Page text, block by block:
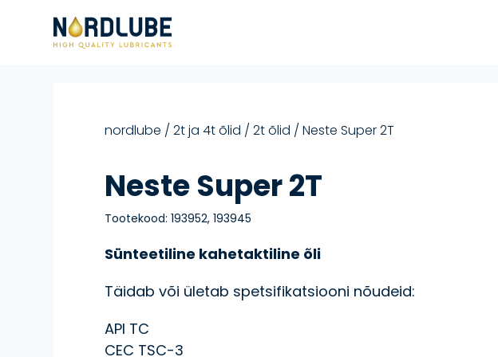
nordlube /2t ja 4t õlid /2t õlid / Neste Super 2T
Neste Super 2T
Tootekood:193952, 193945
Sünteetiline kahetaktiline õli
Täidab või ületab spetsifikatsiooni nõudeid:
API TC
CEC TSC-3